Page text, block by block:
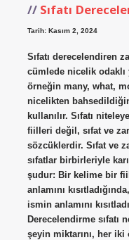
Sıfatı
Tarih: Kasım 2, 2024
Sıfatı derecelendiren
cümlede nicelik odaklı
örneğin many, what,
nicelikten
kullanılır. Sıfatı
fiilleri değil, sıfat ve
sözcüklerdir. Sıfat ve
sıfatlar birbirleriyle
şudur: Bir kelime bir
anlamını
ismin anlamını
Derecelendirme sıfatı
şeyin miktarını, her